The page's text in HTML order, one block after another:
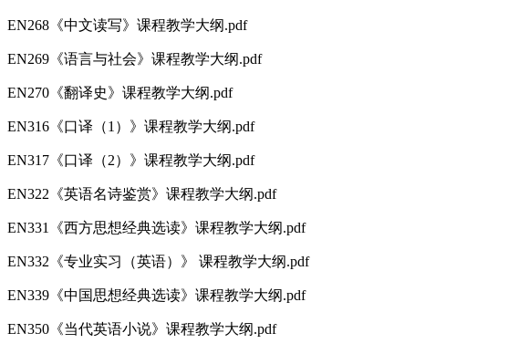
EN268《中文读写》课程教学大纲.pdf
EN269《语言与社会》课程教学大纲.pdf
EN270《翻译史》课程教学大纲.pdf
EN316《口译（1）》课程教学大纲.pdf
EN317《口译（2）》课程教学大纲.pdf
EN322《英语名诗鉴赏》课程教学大纲.pdf
EN331《西方思想经典选读》课程教学大纲.pdf
EN332《专业实习（英语）》 课程教学大纲.pdf
EN339《中国思想经典选读》课程教学大纲.pdf
EN350《当代英语小说》课程教学大纲.pdf